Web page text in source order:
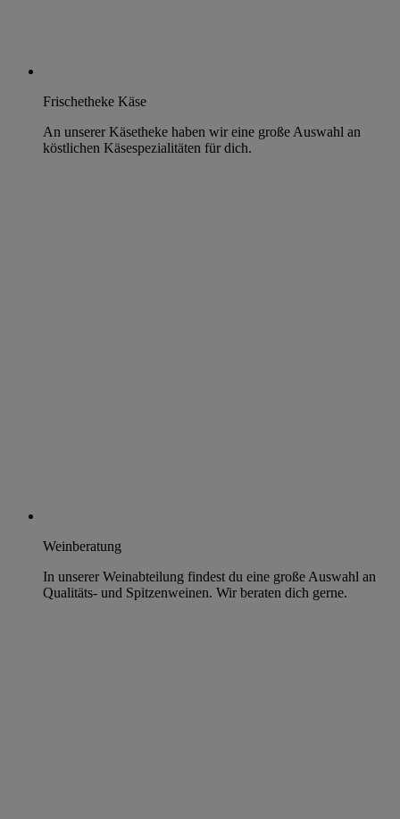
Frischetheke Käse
An unserer Käsetheke haben wir eine große Auswahl an
köstlichen Käsespezialitäten für dich.
Weinberatung
In unserer Weinabteilung findest du eine große Auswahl an
Qualitäts- und Spitzenweinen. Wir beraten dich gerne.